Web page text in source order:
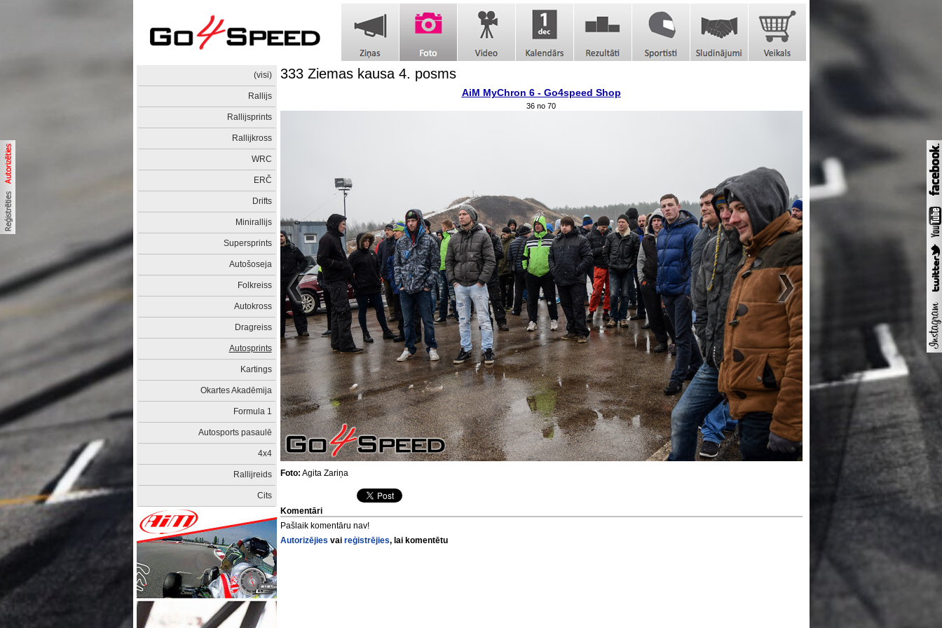
(visi)
Rallijs
Rallijsprints
Rallijkross
WRC
ERČ
Drifts
Minirallijs
Supersprints
Autošoseja
Folkreiss
Autokross
Dragreiss
Autosprints
Kartings
Okartes Akadēmija
Formula 1
Autosports pasaulē
4x4
Rallijreids
Cits
333 Ziemas kausa 4. posms
AiM MyChron 6 - Go4speed Shop
36 no 70
Foto: Agita Zariņa
Komentāri
Pašlaik komentāru nav!
Autorizējies vai reģistrējies, lai komentētu